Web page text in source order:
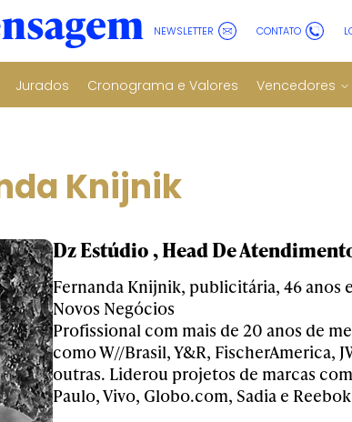
NEWSLETTER CONTATO
Jurados Cronograma e Valores Vencedores
Knijnik
Dz Estúdio , Head De
Fernanda Knijnik, publicitária, 46 anos
Novos Negócios
Profissional com mais de 20 anos de
como W//Brasil, Y&R, FischerAmerica,
outras. Liderou projetos de marcas
Paulo, Vivo, Globo.com, Sadia e